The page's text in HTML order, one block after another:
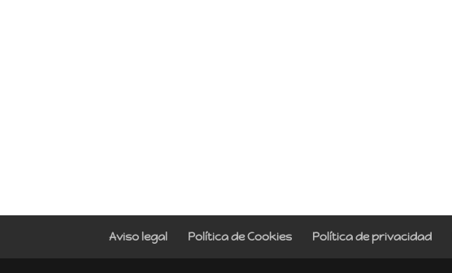
Aviso legal Política de Cookies Política de privacidad